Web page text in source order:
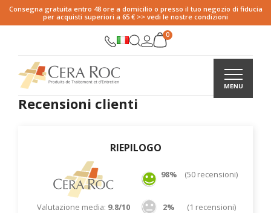
Consegna gratuita entro 48 ore a domicilio o presso il tuo negozio di fiducia
per acquisti superiori a 65 € >> vedi le nostre condizioni
Recensioni clienti
RIEPILOGO
98% (50 recensioni)
Valutazione media: 9.8/10 2% (1 recensioni)